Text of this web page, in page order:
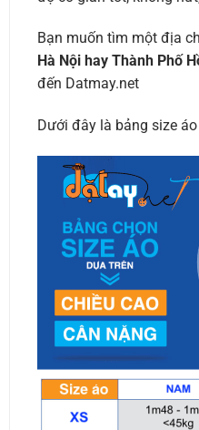
Bạn muốn tìm một địa
Hà Nội hay Thành Phố
đến Datmay.net
Dưới đây là bảng size